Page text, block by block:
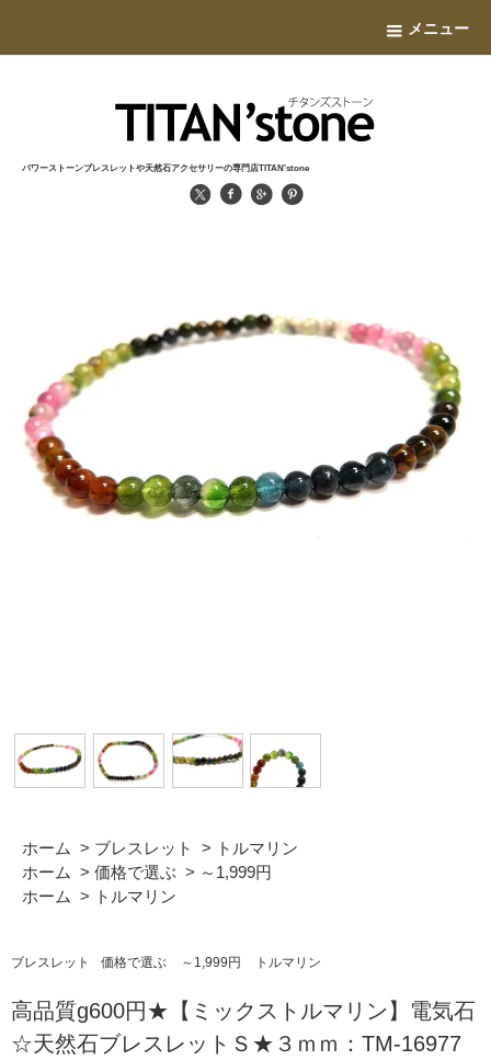
メニュー
パワーストーンブレスレットや天然石アクセサリーの専門店TITAN'stone
ホーム > ブレスレット > トルマリン
ホーム > 価格で選ぶ > ～1,999円
ホーム > トルマリン
ブレスレット 価格で選ぶ ～1,999円 トルマリン
高品質g600円★【ミックストルマリン】電気石
☆天然石ブレスレットＳ★３ｍｍ：TM-16977